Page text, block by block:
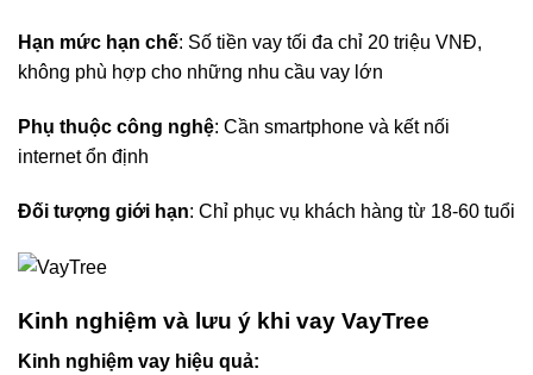
Hạn mức hạn chế: Số tiền vay tối đa chỉ 20 triệu VNĐ,
không phù hợp cho những nhu cầu vay lớn
Phụ thuộc công nghệ: Cần smartphone và kết nối
internet ổn định
Đối tượng giới hạn: Chỉ phục vụ khách hàng từ 18-60 tuổi
Kinh nghiệm và lưu ý khi vay VayTree
Kinh nghiệm vay hiệu quả: